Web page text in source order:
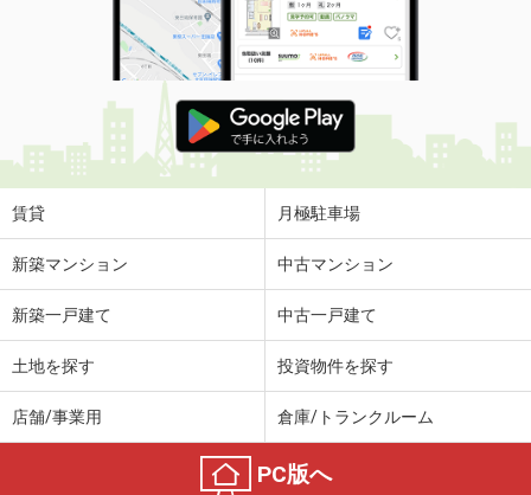
賃貸 月極駐車場
新築マンション 中古マンション
新築一戸建て 中古一戸建て
土地を探す 投資物件を探す
店舗/事業用 倉庫/トランクルーム
PC版へ